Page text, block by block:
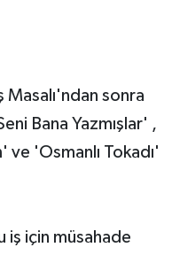
Masalı'ndan sonra
Bana Yazmışlar' ,
ve 'Osmanlı Tokadı'
iş için müsahade